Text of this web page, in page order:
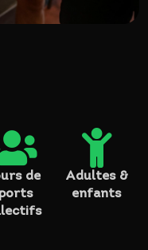
de

Adultes &
enfants